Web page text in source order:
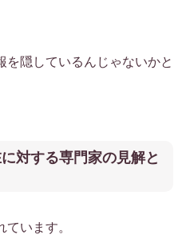
隠しているんじゃないかと
対する専門家の見解と
います。